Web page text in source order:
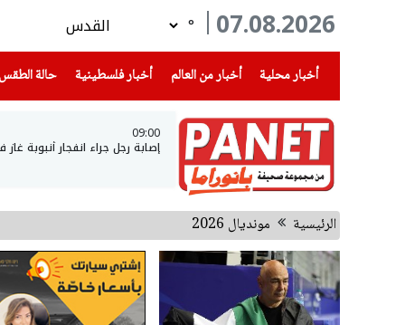
07.08.2026
°
أخبار محلية
(current) أخبار من العالم أخبار فلسطينية(current) حالة الطقس
09:00
إصابة رجل جراء انفجار أنبوبة
الرئيسية مونديال 2026